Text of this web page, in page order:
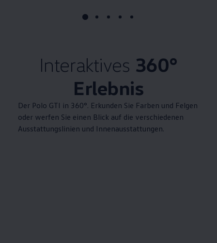
Interaktives 360°
Erlebnis
Der Polo GTI in 360°. Erkunden Sie Farben und Felgen
oder werfen Sie einen Blick auf die verschiedenen
Ausstattungslinien und Innenausstattungen.